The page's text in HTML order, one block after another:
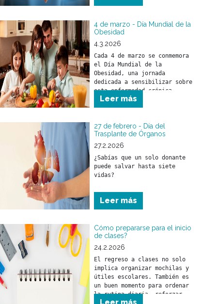
4 de marzo - Día Mundial de la
Obesidad
4.3.2026
Cada 4 de marzo se conmemora
el Día Mundial de la
Obesidad, una jornada
dedicada a sensibilizar sobre
esta enfermedad crónica,
compleja y creciente que
afecta a cientos de millones
Leer más
27 de febrero - Día del
Trasplante de Órganos
27.2.2026
¿Sabías que un solo donante
puede salvar hasta siete
vidas?
Leer más
Cómo prepararse para el inicio
de clases?
24.2.2026
El regreso a clases no solo
implica organizar mochilas y
útiles escolares. También es
un buen momento para ordenar
la rutina diaria, reforzar